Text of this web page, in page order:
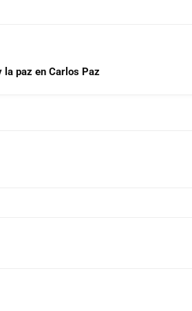
la paz en Carlos Paz